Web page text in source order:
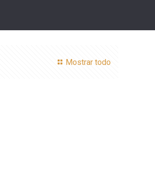
Mostrar todo